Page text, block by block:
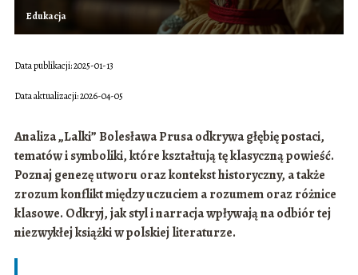
Edukacja
Data publikacji: 2025-01-13
Data aktualizacji: 2026-04-05
Analiza „Lalki” Bolesława Prusa odkrywa głębię postaci,
tematów i symboliki, które kształtują tę klasyczną powieść.
Poznaj genezę utworu oraz kontekst historyczny, a także
zrozum konflikt między uczuciem a rozumem oraz różnice
klasowe. Odkryj, jak styl i narracja wpływają na odbiór tej
niezwykłej książki w polskiej literaturze.